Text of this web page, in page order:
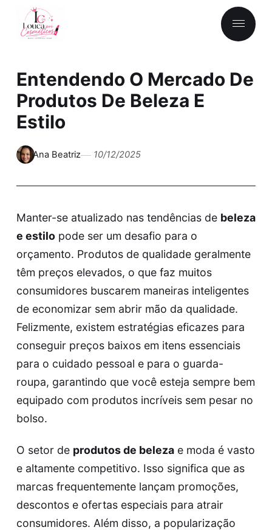
Entendendo O Mercado De
Produtos De Beleza E
Estilo
Ana Beatriz 10/12/2025
Manter-se atualizado nas tendências de beleza
e estilopode ser um desafio para o
orçamento. Produtos de qualidade geralmente
têm preços elevados, o que faz muitos
consumidores buscarem maneiras inteligentes
de economizar sem abrir mão da qualidade.
Felizmente, existem estratégias eficazes para
conseguir preços baixos em itens essenciais
para o cuidado pessoal e para o guarda-
roupa, garantindo que você esteja sempre bem
equipado com produtos incríveis sem pesar no
bolso.
O setor de produtos de belezae moda é vasto
e altamente competitivo. Isso significa que as
marcas frequentemente lançam promoções,
descontos e ofertas especiais para atrair
consumidores. Além disso, a popularização